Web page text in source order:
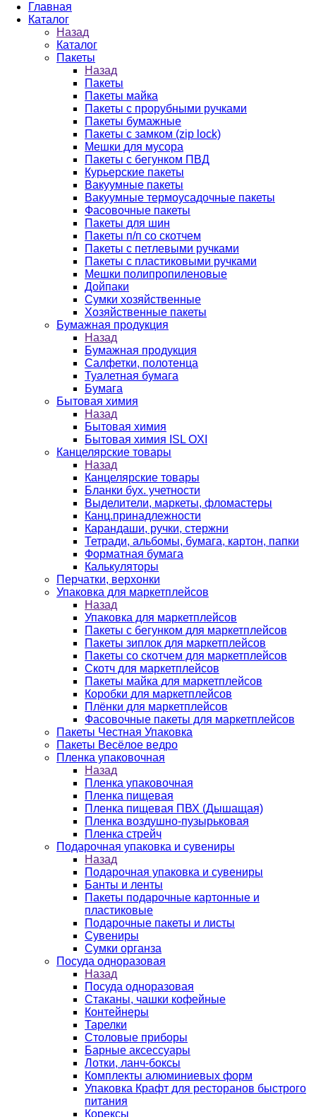
Главная
Каталог
Назад
Каталог
Пакеты
Назад
Пакеты
Пакеты майка
Пакеты с прорубными ручками
Пакеты бумажные
Пакеты с замком (zip lock)
Мешки для мусора
Пакеты с бегунком ПВД
Курьерские пакеты
Вакуумные пакеты
Вакуумные термоусадочные пакеты
Фасовочные пакеты
Пакеты для шин
Пакеты п/п со скотчем
Пакеты с петлевыми ручками
Пакеты с пластиковыми ручками
Мешки полипропиленовые
Дойпаки
Сумки хозяйственные
Хозяйственные пакеты
Бумажная продукция
Назад
Бумажная продукция
Салфетки, полотенца
Туалетная бумага
Бумага
Бытовая химия
Назад
Бытовая химия
Бытовая химия ISL OXI
Канцелярские товары
Назад
Канцелярские товары
Бланки бух. учетности
Выделители, маркеты, фломастеры
Канц.принадлежности
Карандаши, ручки, стержни
Тетради, альбомы, бумага, картон, папки
Форматная бумага
Калькуляторы
Перчатки, верхонки
Упаковка для маркетплейсов
Назад
Упаковка для маркетплейсов
Пакеты с бегунком для маркетплейсов
Пакеты зиплок для маркетплейсов
Пакеты со скотчем для маркетплейсов
Скотч для маркетплейсов
Пакеты майка для маркетплейсов
Коробки для маркетплейсов
Плёнки для маркетплейсов
Фасовочные пакеты для маркетплейсов
Пакеты Честная Упаковка
Пакеты Весёлое ведро
Пленка упаковочная
Назад
Пленка упаковочная
Пленка пищевая
Пленка пищевая ПВХ (Дышащая)
Пленка воздушно-пузырьковая
Пленка стрейч
Подарочная упаковка и сувениры
Назад
Подарочная упаковка и сувениры
Банты и ленты
Пакеты подарочные картонные и
пластиковые
Подарочные пакеты и листы
Сувениры
Сумки органза
Посуда одноразовая
Назад
Посуда одноразовая
Стаканы, чашки кофейные
Контейнеры
Тарелки
Столовые приборы
Барные аксессуары
Лотки, ланч-боксы
Комплекты алюминиевых форм
Упаковка Крафт для ресторанов быстрого
питания
Корексы